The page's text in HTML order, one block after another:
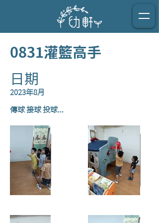
0831灌籃高手
日期
2023年8月
傳球 接球 投球...